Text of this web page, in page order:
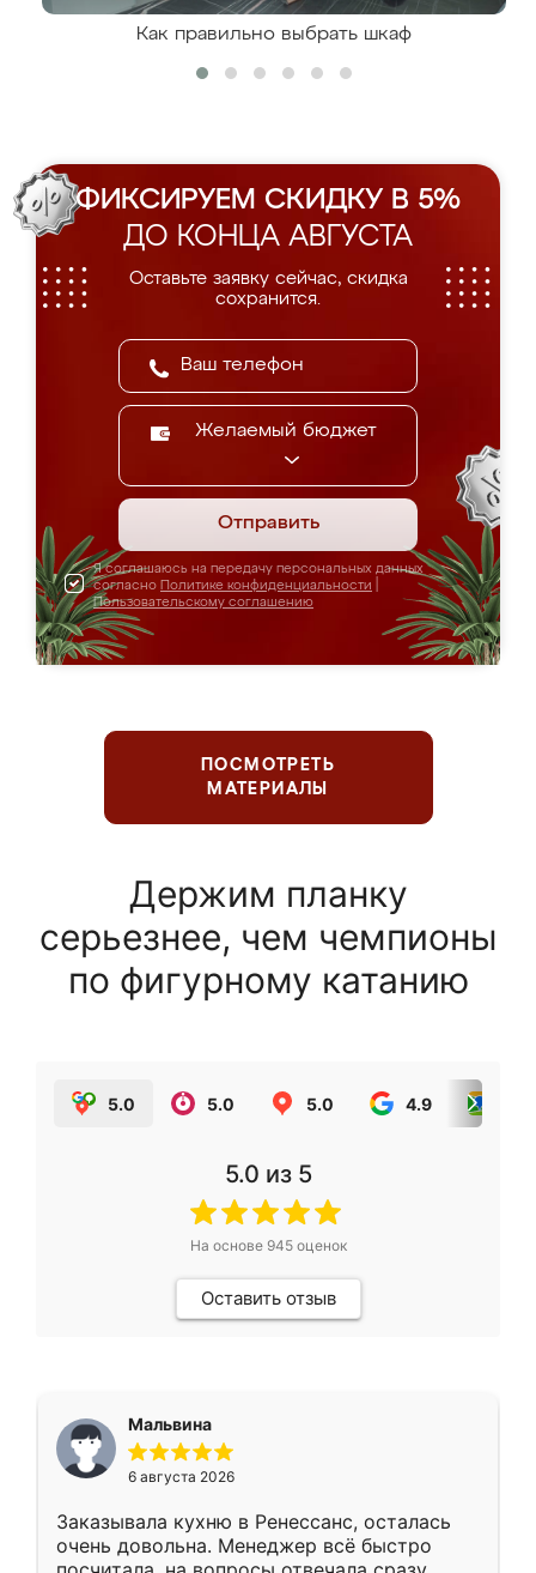
Как правильно выбрать шкаф
ФИКСИРУЕМ СКИДКУ В 5%
ДО КОНЦА АВГУСТА
Оставьте заявку сейчас, скидка
сохранится.
Желаемый бюджет
Отправить
Я соглашаюсь на передачу персональных данных
согласно Политике конфиденциальности
Пользовательскому соглашению
ПОСМОТРЕТЬ
МАТЕРИАЛЫ
Держим планку
серьезнее, чем чемпионы
по фигурному катанию
5.0 5.0 5.0 4.9
5.0 из 5
На основе 945оценок
Оставить отзыв
Мальвина
6 августа 2026
Заказывала кухню в Ренессанс, осталась
очень довольна. Менеджер всё быстро